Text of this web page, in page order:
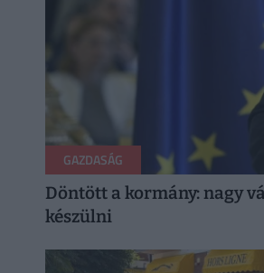
GAZDASÁG
Döntött a kormány: nagy
készülni